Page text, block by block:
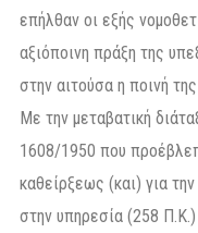
επήλθαν οι εξής
αξιόποινη πράξη της
στην αιτούσα η ποινή
Με την μεταβατική
1608/1950 που
καθείρξεως (και) για
στην υπηρεσία (258